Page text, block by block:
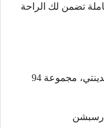
تضمن لك الراحة
مجموعة 94